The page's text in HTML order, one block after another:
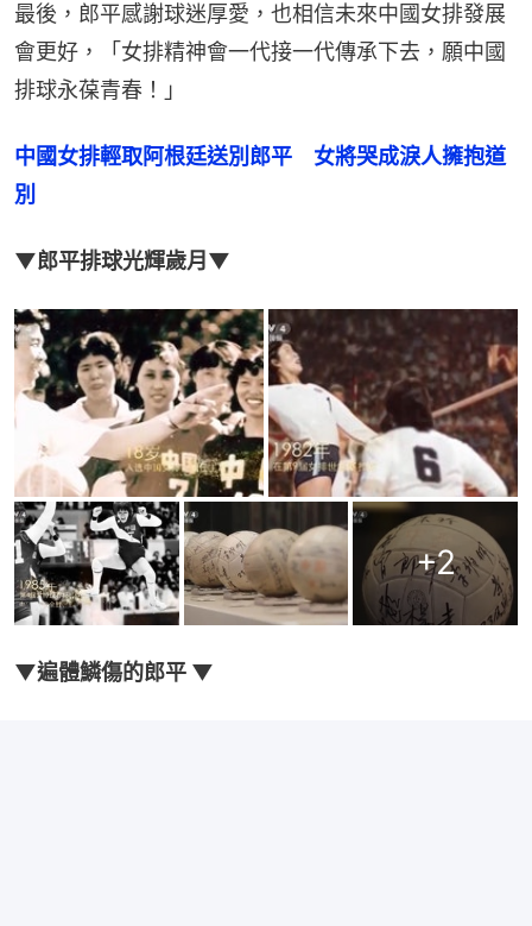
最後，郎平感謝球迷厚愛，也相信未來中國女排發展
會更好，「女排精神會一代接一代傳承下去，願中國
排球永葆青春！」
中國女排輕取阿根廷送別郎平　女將哭成淚人擁抱道
別
▼郎平排球光輝歲月▼
+2
▼遍體鱗傷的郎平 ▼